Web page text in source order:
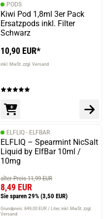
PODS
Kiwi Pod 1,8ml 3er Pack
Ersatzpods inkl. Filter
Schwarz
10,90 EUR*
inkl. MwSt. zzgl. Versand
ELFLIQ - ELFBAR
ELFLIQ – Spearmint NicSalt
Liquid by ElfBar 10ml /
10mg
alter Preis 11,99 EUR
8,49 EUR
Sie sparen 29% (3,50 EUR)
Grundpreis: 849,00 EUR / Liter inkl. MwSt. zzgl.
Versand